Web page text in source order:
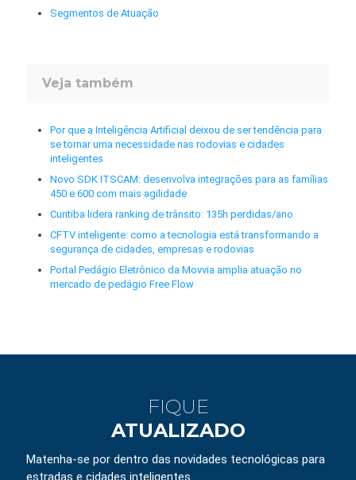
Segmentos de Atuação
Veja também
Por que a Inteligência Artificial deixou de ser tendência para
se tornar uma necessidade nas rodovias e cidades
inteligentes
Novo SDK ITSCAM: desenvolva integrações para as famílias
450 e 600 com mais agilidade
Curitiba lidera ranking de trânsito: 135h perdidas/ano
CFTV inteligente: como a tecnologia está transformando a
segurança de cidades, empresas e rodovias
Portal Pedágio Eletrônico da Movvia amplia atuação no
mercado de pedágio Free Flow
FIQUE
ATUALIZADO
Matenha-se por dentro das novidades tecnológicas para
estradas e cidades inteligentes.